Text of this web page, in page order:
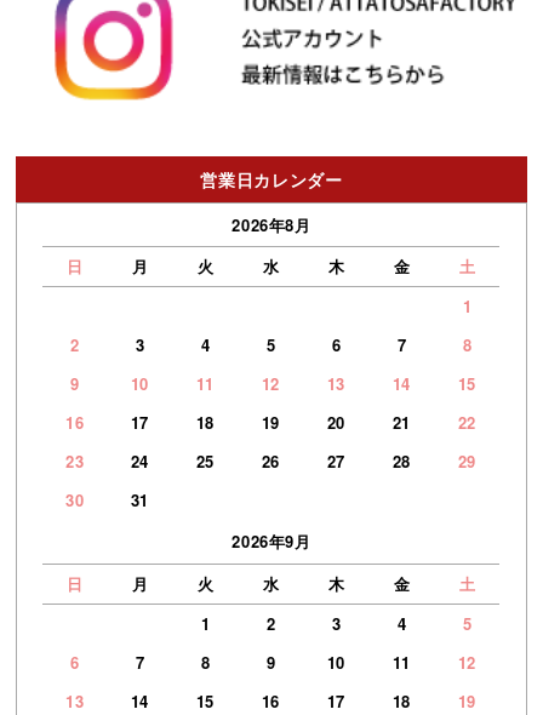
営業日カレンダー
2026年8月
日
月 火 水 木 金
土
1
2
3 4 5 6 7
8
9
10 11 12 13 14
15
16
17 18 19 20 21
22
23
24 25 26 27 28
29
30
31
2026年9月
日
月 火 水 木 金
土
1
2 3 4
5
6
7 8 9 10 11
12
13
14 15 16 17 18
19